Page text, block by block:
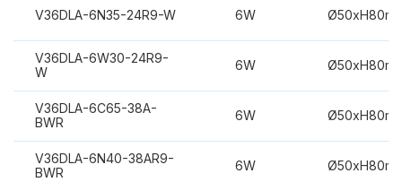
V36DLA-6N35-24R9-W 6W
V36DLA-6W30-24R9-
W
6W
V36DLA-6C65-38A-
BWR
6W
V36DLA-6N40-38AR9-
BWR
6W